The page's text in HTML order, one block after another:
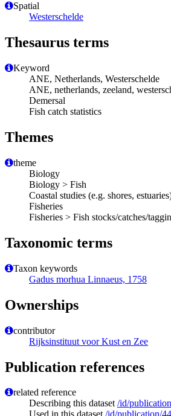
Spatial
Westerschelde
Thesaurus terms
Keyword
ANE, Netherlands, Westerschelde
ANE, netherlands, zeeland,
Demersal
Fish catch statistics
Themes
theme
Biology
Biology > Fish
Coastal studies (e.g. shores,
Fisheries
Fisheries > Fish stocks/catches/
Taxonomic terms
Taxon keywords
Gadus morhua Linnaeus, 1758
Ownerships
contributor
Rijksinstituut voor Kust en Zee
Publication references
related reference
Describing this dataset/id/